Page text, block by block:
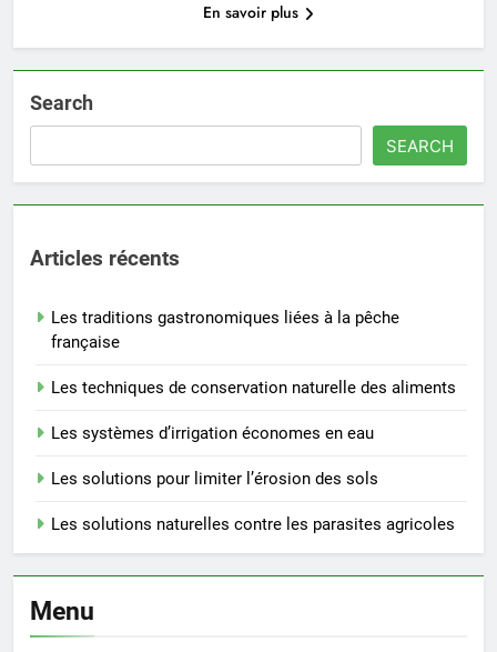
En savoir plus
Search
SEARCH
Articles récents
Les traditions gastronomiques liées à la pêche
française
Les techniques de conservation naturelle des aliments
Les systèmes d’irrigation économes en eau
Les solutions pour limiter l’érosion des sols
Les solutions naturelles contre les parasites agricoles
Menu